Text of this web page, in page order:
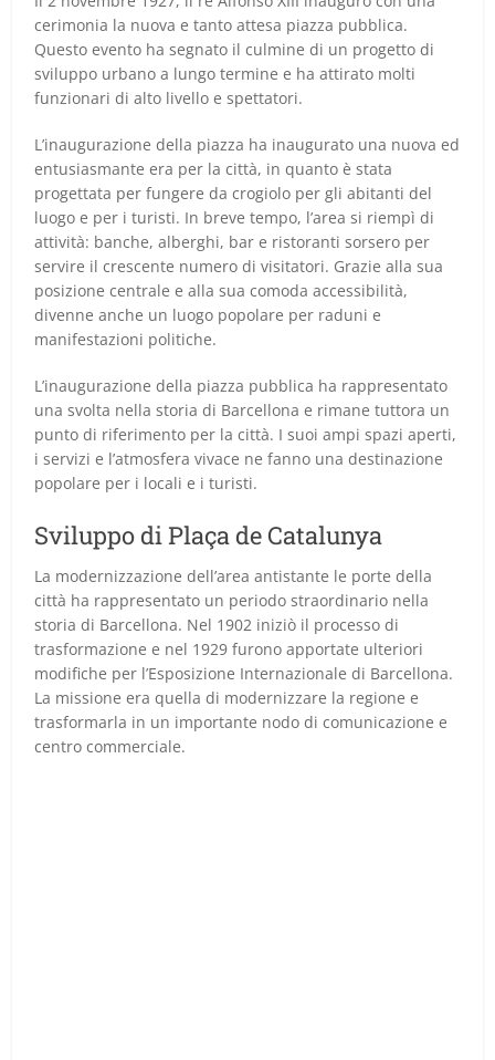
cerimonia la nuova e tanto attesa piazza pubblica.
Questo evento ha segnato il culmine di un progetto di
sviluppo urbano a lungo termine e ha attirato molti
funzionari di alto livello e spettatori.
L’inaugurazione della piazza ha inaugurato una nuova ed
entusiasmante era per la città, in quanto è stata
progettata per fungere da crogiolo per gli abitanti del
luogo e per i turisti. In breve tempo, l’area si riempì di
attività: banche, alberghi, bar e ristoranti sorsero per
servire il crescente numero di visitatori. Grazie alla sua
posizione centrale e alla sua comoda accessibilità,
divenne anche un luogo popolare per raduni e
manifestazioni politiche.
L’inaugurazione della piazza pubblica ha rappresentato
una svolta nella storia di Barcellona e rimane tuttora un
punto di riferimento per la città. I suoi ampi spazi aperti,
i servizi e l’atmosfera vivace ne fanno una destinazione
popolare per i locali e i turisti.
Sviluppo di Plaça de Catalunya
La modernizzazione dell’area antistante le porte della
città ha rappresentato un periodo straordinario nella
storia di Barcellona. Nel 1902 iniziò il processo di
trasformazione e nel 1929 furono apportate ulteriori
modifiche per l’Esposizione Internazionale di Barcellona.
La missione era quella di modernizzare la regione e
trasformarla in un importante nodo di comunicazione e
centro commerciale.